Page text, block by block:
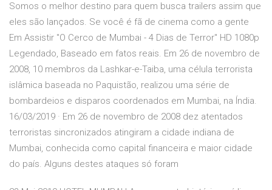
Somos o melhor destino para quem busca trailers assim que
eles são lançados. Se você é fã de cinema como a gente
Em Assistir "O Cerco de Mumbai - 4 Dias de Terror" HD 1080p
Legendado, Baseado em fatos reais. Em 26 de novembro de
2008, 10 membros da Lashkar-e-Taiba, uma célula terrorista
islâmica baseada no Paquistão, realizou uma série de
bombardeios e disparos coordenados em Mumbai, na Índia.
16/03/2019 · Em 26 de novembro de 2008 dez atentados
terroristas sincronizados atingiram a cidade indiana de
Mumbai, conhecida como capital financeira e maior cidade
do país. Alguns destes ataques só foram